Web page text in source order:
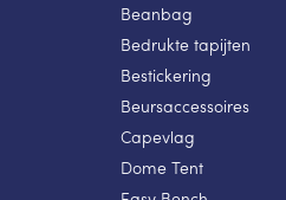
Beanbag
Bedrukte tapijten
Bestickering
Beursaccessoires
Capevlag
Dome Tent